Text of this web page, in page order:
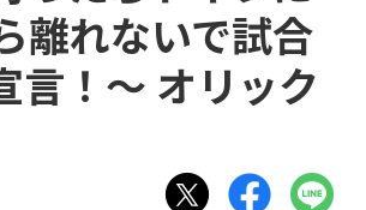
離れないで試合
！〜 オリック